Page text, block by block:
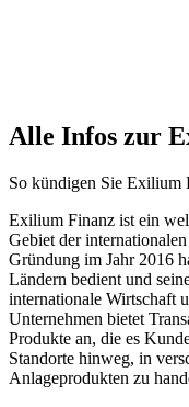
Alle Infos zur
So kündigen Sie Exilium
Exilium Finanz ist ein
Gebiet der
Gründung im Jahr 2016
Ländern bedient und
internationale Wirtschaft
Unternehmen bietet
Produkte an, die es
Standorte hinweg, in
Anlageprodukten zu